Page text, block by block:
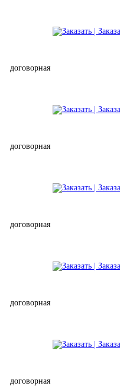
|
договорная
|
договорная
|
договорная
|
договорная
|
договорная